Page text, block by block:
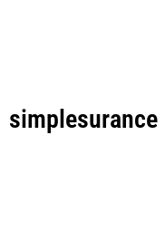
simplesurance